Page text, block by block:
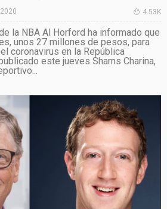
4.53K
la NBA Al Horford ha informado que
unos 27 millones de pesos, para
coronavirus en la República
este jueves Shams Charina,